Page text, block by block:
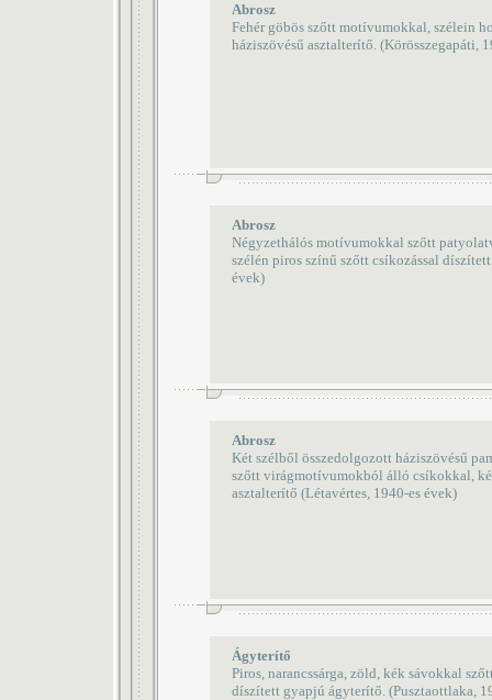
Abrosz
Fehér göbös szőtt motívumokkal, szélein
háziszövésű asztalterítő. (Körösszegapáti,
Abrosz
Négyzethálós motívumokkal szőtt
szélén piros színű szőtt csíkozással
évek)
Abrosz
Két szélből összedolgozott háziszövésű
szőtt virágmotívumokból álló csíkokkal,
asztalterítő (Létavértes, 1940-es évek)
Ágyterítő
Piros, narancssárga, zöld, kék sávokkal
díszített gyapjú ágyterítő. (Pusztaottlaka,